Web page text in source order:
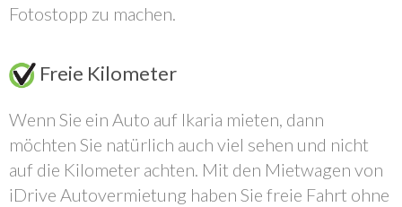
Fotostopp zu machen.
Freie Kilometer
Wenn Sie ein Auto auf Ikaria mieten, dann
möchten Sie natürlich auch viel sehen und nicht
auf die Kilometer achten. Mit den Mietwagen von
iDrive Autovermietung haben Sie freie Fahrt ohne